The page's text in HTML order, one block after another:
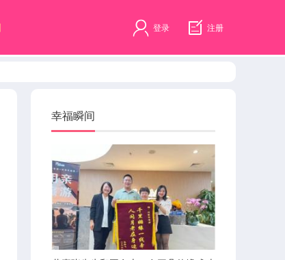
登录 注册
幸福瞬间